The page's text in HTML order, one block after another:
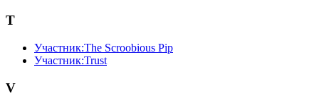
T
Участник:The Scroobious Pip
Участник:Trust
V